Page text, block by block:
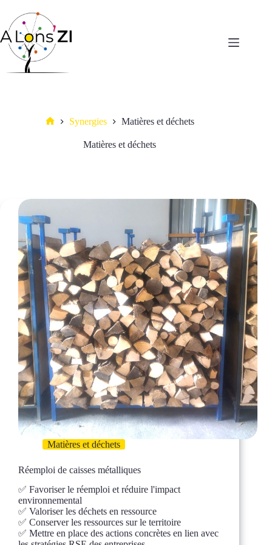
contenu
Synergies Matières et déchets
Matières et déchets
Matières et déchets
Réemploi de caisses métalliques
✅ Favoriser le réemploi et réduire l'impact
environnemental
✅ Valoriser les déchets en ressource
✅ Conserver les ressources sur le territoire
✅ Mettre en place des actions concrètes en lien avec